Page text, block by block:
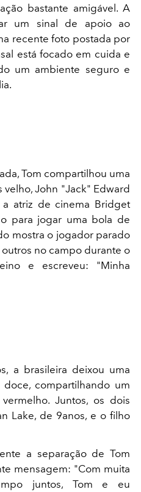
bastante amigável. A
um sinal de apoio ao
recente foto postada por
está focado em cuida e
um ambiente seguro e
Tom compartilhou uma
John "Jack" Edward
atriz de cinema Bridget
para jogar uma bola de
mostra o jogador parado
no campo durante o
e escreveu: "Minha
a brasileira deixou uma
compartilhando um
Juntos, os dois
Lake, de 9anos, e o filho
a separação de Tom
mensagem: "Com muita
juntos, Tom e eu